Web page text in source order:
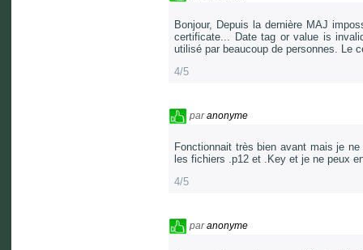
Bonjour, Depuis la dernière MAJ
certificate... Date tag or value is
utilisé par beaucoup de personnes. Le
4/5
paranonyme
Fonctionnait très bien avant mais je
les fichiers .p12 et .Key et je ne peux
4/5
paranonyme